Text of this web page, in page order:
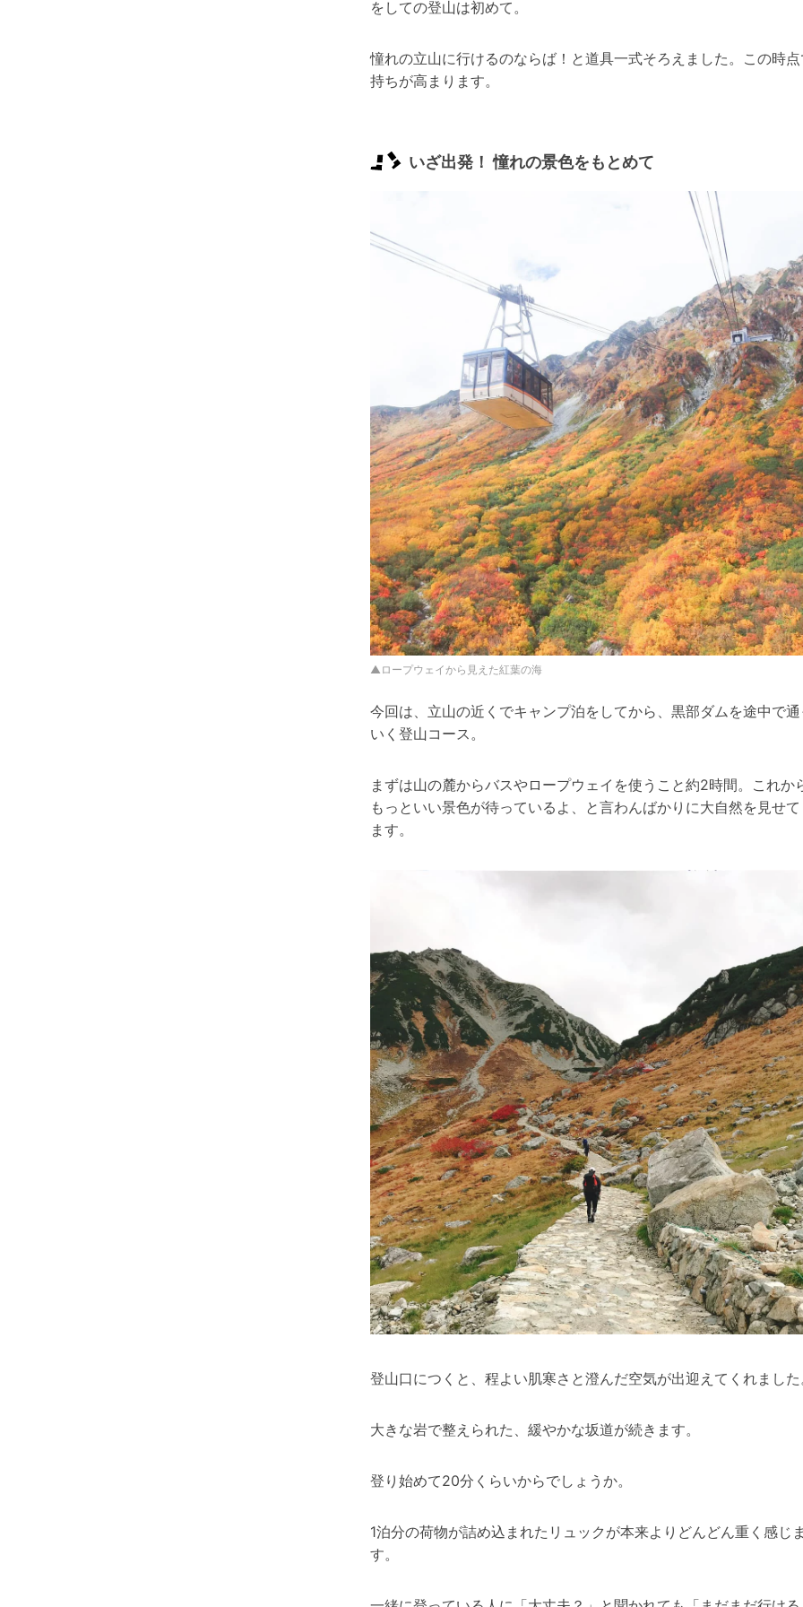
をしての登山は初めて。
憧れの立山に行けるのならば！と道具一式そろえました。この時
持ちが高まります。
いざ出発！ 憧れの景色をもとめて
▲ロープウェイから見えた紅葉の海
今回は、立山の近くでキャンプ泊をしてから、黒部ダムを途中で
いく登山コース。
まずは山の麓からバスやロープウェイを使うこと約2時間。これか
もっといい景色が待っているよ、と言わんばかりに大自然を見せ
ます。
登山口につくと、程よい肌寒さと澄んだ空気が出迎えてくれまし
大きな岩で整えられた、緩やかな坂道が続きます。
登り始めて20分くらいからでしょうか。
1泊分の荷物が詰め込まれたリュックが本来よりどんどん重く感じ
す。